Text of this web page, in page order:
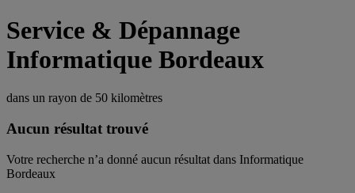
Service & Dépannage
Informatique Bordeaux
dans un rayon de 50 kilomètres
Aucun résultat trouvé
Votre recherche n’a donné aucun résultat dans Informatique
Bordeaux